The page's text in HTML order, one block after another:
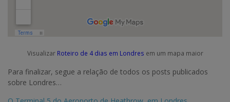
Visualizar Roteiro de 4 dias em Londres em um mapa maior
Para finalizar, segue a relação de todos os posts publicados
sobre Londres…